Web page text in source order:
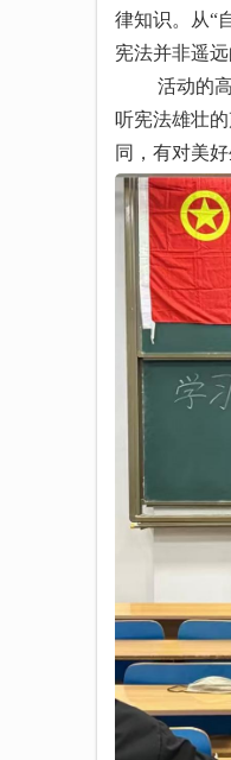
律知识。从“
宪法并非遥
活动的高潮
听宪法雄壮
同，有对美